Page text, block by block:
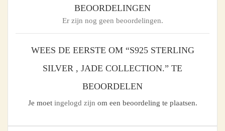
BEOORDELINGEN
Er zijn nog geen beoordelingen.
WEES DE EERSTE OM “S925 STERLING
SILVER , JADE COLLECTION.” TE
BEOORDELEN
Je moet ingelogd zijn om een beoordeling te plaatsen.